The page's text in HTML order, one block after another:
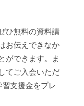
ひ無料の資料請
お伝えできなか
ができます。ま
てご入会いただ
支援金をプレ